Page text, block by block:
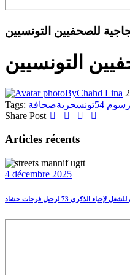
للصحفيين التونسيين
التونسيين
ByChahd Lina
Tags:
54 تونسحريةصحافة
Share Post
Articles récents
4 décembre 2025
الذكرى 73 لرحيل فرحات حشاد